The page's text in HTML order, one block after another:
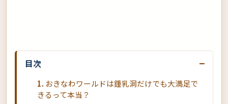
目次 −
おきなわワールドは鍾乳洞だけでも大満足で
きるって本当？